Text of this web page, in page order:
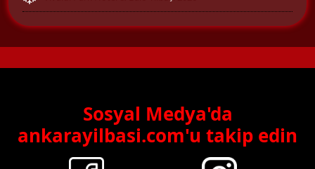
Sosyal Medya'da
ankarayilbasi.com'u takip edin